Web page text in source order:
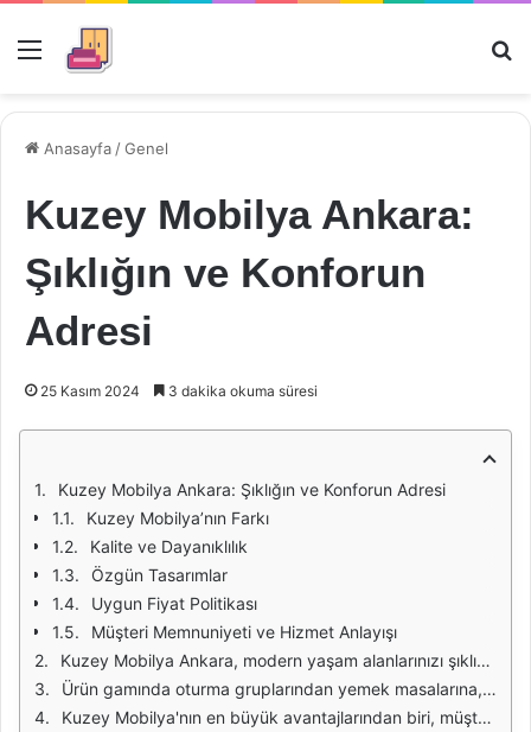
Menü
Anasayfa /Genel
Kuzey Mobilya Ankara:
Şıklığın ve Konforun
Adresi
25 Kasım 2024 3 dakika okuma süresi
Kuzey Mobilya Ankara: Şıklığın ve Konforun Adresi
Kuzey Mobilya’nın Farkı
Kalite ve Dayanıklılık
Özgün Tasarımlar
Uygun Fiyat Politikası
Müşteri Memnuniyeti ve Hizmet Anlayışı
Kuzey Mobilya Ankara, modern yaşam alanlarınızı şıklık ve konforla buluşturmayı amaçlayan bir marka olarak öne çıkmaktadır. Her bir ürün, estetik tasarımı ve işlevselliği ile dikkat çekmektedir. Mobilya seçiminde kalite ve özgünlük arayanlar için ideal bir adres olan Kuzey Mobilya, geniş ürün yelpazesi ile her zevke hitap etmektedir. Kullanıcı dostu tasarımları sayesinde, yaşam alanlarınızı daha işlevsel hale getirirken, estetik bir görünüm de kazandırmaktadır.
Ürün gamında oturma gruplarından yemek masalarına, yatak odası takımlarından ofis mobilyalarına kadar birçok seçenek bulunmaktadır. Her bir ürün, deneyimli tasarımcılar tarafından titizlikle tasarlanmış ve en kaliteli malzemelerle üretilmiştir. Bu sayede, hem uzun ömürlü hem de şık bir yaşam alanı yaratmak mümkün olmaktadır. Ayrıca, farklı renk ve doku seçenekleriyle kişisel tercihlere uygun çözümler sunulmaktadır.
Kuzey Mobilya'nın en büyük avantajlarından biri, müşteri memnuniyetine verdiği önceliktir. Satış öncesi ve sonrası hizmetleri ile müşterilerine destek olan marka, alışveriş deneyimini en üst düzeye çıkarmayı hedeflemektedir. Uzman satış danışmanları, ziyaretçilere ihtiyaçlarına uygun ürün seçiminde yardımcı olmaktadır. Bu, alışveriş sürecini daha keyifli ve kolay hale getirmektedir.